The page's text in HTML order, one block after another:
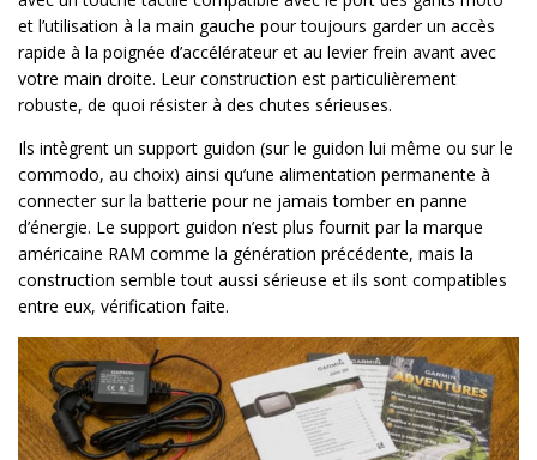
et l’utilisation à la main gauche pour toujours garder un accès
rapide à la poignée d’accélérateur et au levier frein avant avec
votre main droite. Leur construction est particulièrement
robuste, de quoi résister à des chutes sérieuses.
Ils intègrent un support guidon (sur le guidon lui même ou sur le
commodo, au choix) ainsi qu’une alimentation permanente à
connecter sur la batterie pour ne jamais tomber en panne
d’énergie. Le support guidon n’est plus fournit par la marque
américaine RAM comme la génération précédente, mais la
construction semble tout aussi sérieuse et ils sont compatibles
entre eux, vérification faite.